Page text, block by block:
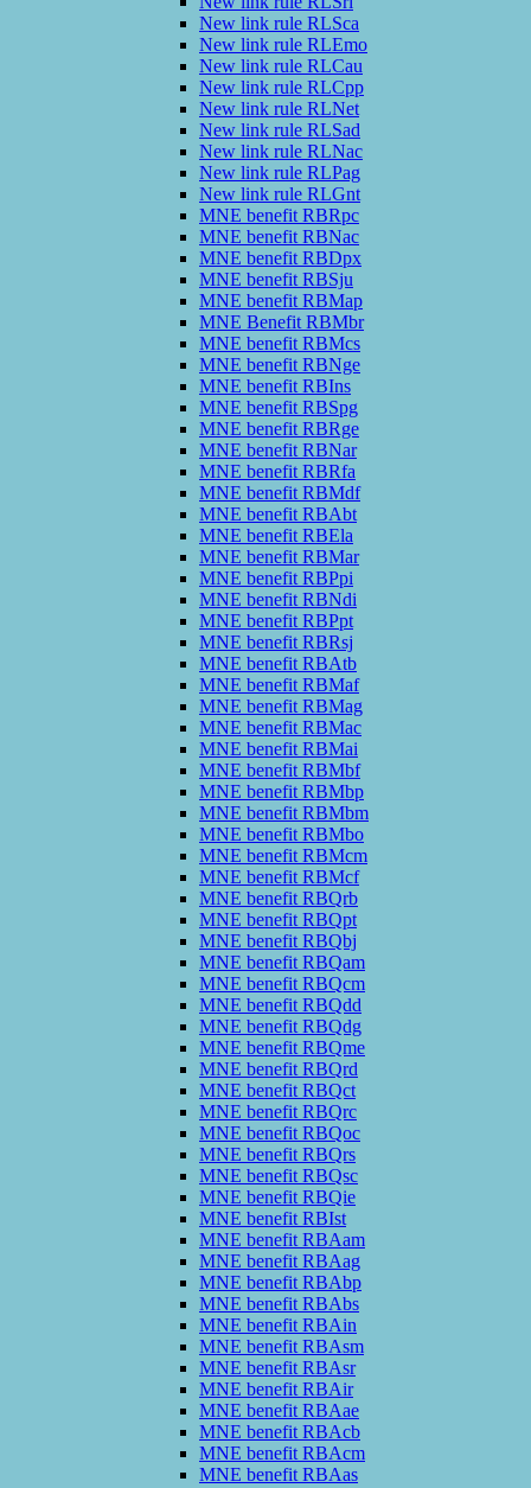
New link rule RLSca
New link rule RLEmo
New link rule RLCau
New link rule RLCpp
New link rule RLNet
New link rule RLSad
New link rule RLNac
New link rule RLPag
New link rule RLGnt
MNE benefit RBRpc
MNE benefit RBNac
MNE benefit RBDpx
MNE benefit RBSju
MNE benefit RBMap
MNE Benefit RBMbr
MNE benefit RBMcs
MNE benefit RBNge
MNE benefit RBIns
MNE benefit RBSpg
MNE benefit RBRge
MNE benefit RBNar
MNE benefit RBRfa
MNE benefit RBMdf
MNE benefit RBAbt
MNE benefit RBEla
MNE benefit RBMar
MNE benefit RBPpi
MNE benefit RBNdi
MNE benefit RBPpt
MNE benefit RBRsj
MNE benefit RBAtb
MNE benefit RBMaf
MNE benefit RBMag
MNE benefit RBMac
MNE benefit RBMai
MNE benefit RBMbf
MNE benefit RBMbp
MNE benefit RBMbm
MNE benefit RBMbo
MNE benefit RBMcm
MNE benefit RBMcf
MNE benefit RBQrb
MNE benefit RBQpt
MNE benefit RBQbj
MNE benefit RBQam
MNE benefit RBQcm
MNE benefit RBQdd
MNE benefit RBQdg
MNE benefit RBQme
MNE benefit RBQrd
MNE benefit RBQct
MNE benefit RBQrc
MNE benefit RBQoc
MNE benefit RBQrs
MNE benefit RBQsc
MNE benefit RBQie
MNE benefit RBIst
MNE benefit RBAam
MNE benefit RBAag
MNE benefit RBAbp
MNE benefit RBAbs
MNE benefit RBAin
MNE benefit RBAsm
MNE benefit RBAsr
MNE benefit RBAir
MNE benefit RBAae
MNE benefit RBAcb
MNE benefit RBAcm
MNE benefit RBAas